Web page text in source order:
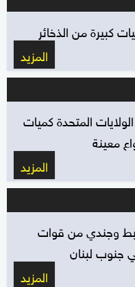
كبيرة من الذخائر
المزيد
المتحدة كميات
معينة
المزيد
وجندي من قوات
جنوب لبنان
المزيد